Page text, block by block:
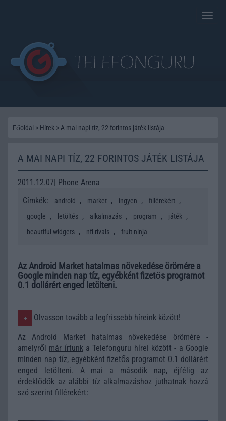
Toggle
Főoldal > Hírek > A mai napi tíz, 22 forintos játék listája
A MAI NAPI TÍZ, 22 FORINTOS JÁTÉK LISTÁJA
2011.12.07| Phone Arena
Címkék:
android , market , ingyen , fillérekért ,
google , letöltés , alkalmazás , program , játék ,
beautiful widgets , nfl rivals , fruit ninja
Az Android Market hatalmas növekedése örömére a
Google minden nap tíz, egyébként fizetős programot
0.1 dollárért enged letölteni.
Olvasson tovább a legfrissebb híreink között!
Az Android Market hatalmas növekedése örömére -
amelyről már írtunk a Telefonguru hírei között - a Google
minden nap tíz, egyébként fizetős programot 0.1 dollárért
enged letölteni. A mai a második nap, éjfélig az
érdeklődők az alábbi tíz alkalmazáshoz juthatnak hozzá
szó szerint fillérekért: